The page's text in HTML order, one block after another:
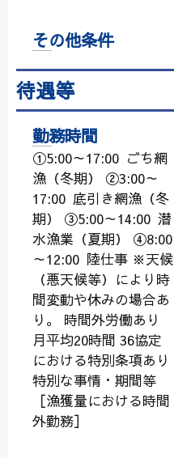
その他条件
待遇等
勤務時間
①5:00～17:00 ごち網
漁（冬期） ②3:00～
17:00 底引き網漁（冬
期） ③5:00～14:00 潜
水漁業（夏期） ④8:00
～12:00 陸仕事 ※天候
（悪天候等）により時
間変動や休みの場合あ
り。 時間外労働あり
月平均20時間 36協定
における特別条項あり
特別な事情・期間等
［漁獲量における時間
外勤務］